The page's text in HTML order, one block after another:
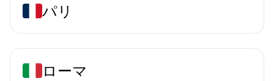
パリ
ローマ